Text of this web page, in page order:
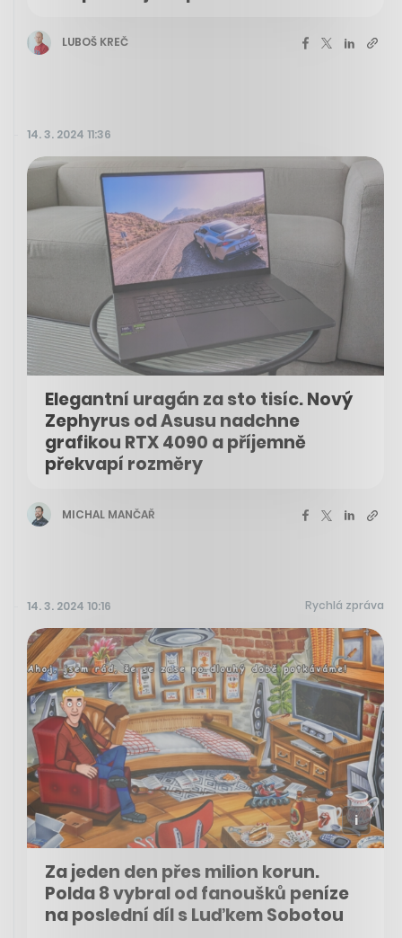
LUBOŠ KREČ
14. 3. 2024 11:36
Elegantní uragán za sto tisíc. Nový
Zephyrus od Asusu nadchne
grafikou RTX 4090 a příjemně
překvapí rozměry
MICHAL MANČAŘ
14. 3. 2024 10:16 Rychlá zpráva
Za jeden den přes milion korun.
Polda 8 vybral od fanoušků peníze
na poslední díl s Luďkem Sobotou